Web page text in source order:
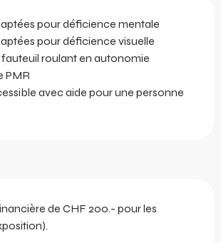
pour déficience mentale
pour déficience visuelle
roulant en autonomie
PMR
avec aide pour une personne
de CHF 200.- pour les